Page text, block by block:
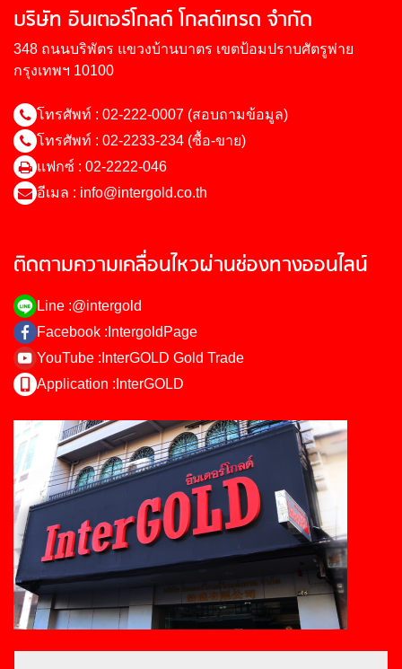
บริษัท อินเตอร์โกลด์ โกลด์เทรด จำกัด
348 ถนนบริพัตร แขวงบ้านบาตร เขตป้อมปราบศัตรูพ่าย
กรุงเทพฯ 10100
โทรศัพท์ : 02-222-0007 (สอบถามข้อมูล)
โทรศัพท์ : 02-2233-234 (ซื้อ-ขาย)
แฟกซ์ : 02-2222-046
อีเมล : info@intergold.co.th
ติดตามความเคลื่อนไหวผ่านช่องทางออนไลน์
Line :@intergold
Facebook : IntergoldPage
YouTube : InterGOLD Gold Trade
Application : InterGOLD